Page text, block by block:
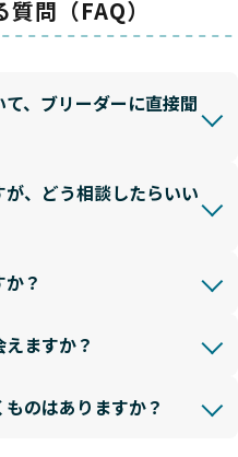
問（FAQ）
、ブリーダーに直接聞
、どう相談したらいい
？
ますか？
のはありますか？